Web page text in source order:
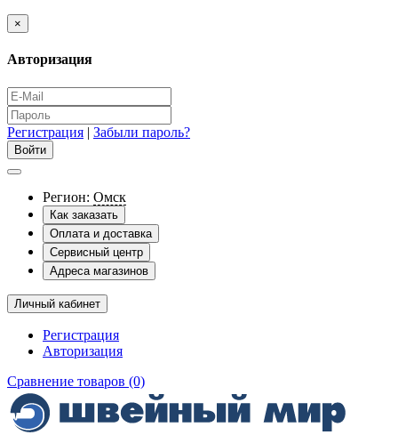
×
Авторизация
Регистрация | Забыли пароль?
Регион: Омск
Как заказать
Оплата и доставка
Сервисный центр
Адреса магазинов
Личный кабинет
Регистрация
Авторизация
Сравнение товаров (0)